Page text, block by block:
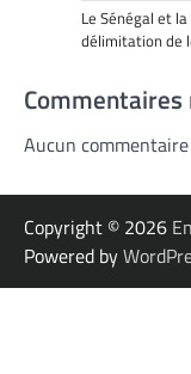
Le Sénégal et
délimitation de
Aucun
Copyright © 2026
Powered by